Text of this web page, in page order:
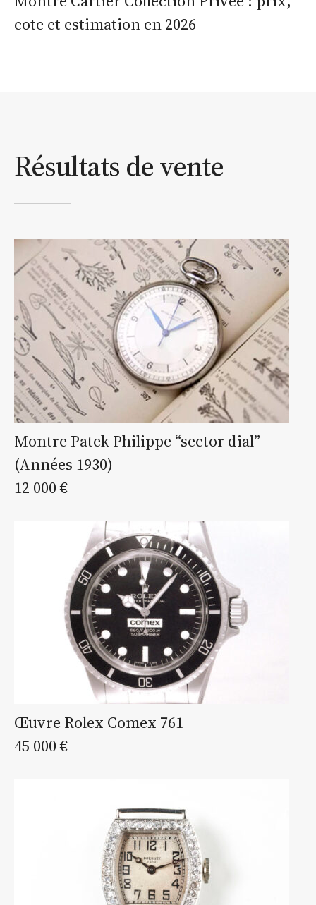
cote et estimation en 2026
Résultats de vente
Montre Patek Philippe “sector dial”
(Années 1930)
12 000 €
Œuvre Rolex Comex 761
45 000 €